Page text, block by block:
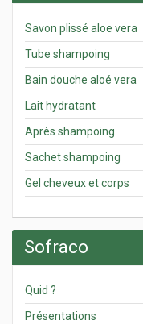
Savon plissé aloe vera
Tube shampoing
Bain douche aloé vera
Lait hydratant
Après shampoing
Sachet shampoing
Gel cheveux et corps
Sofraco
Quid ?
Présentations